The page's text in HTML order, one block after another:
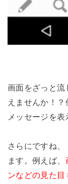
画面をざっと流
えませんか！？
メッセージを表
さらにですね、
ます。例えば、
ンなどの見た目